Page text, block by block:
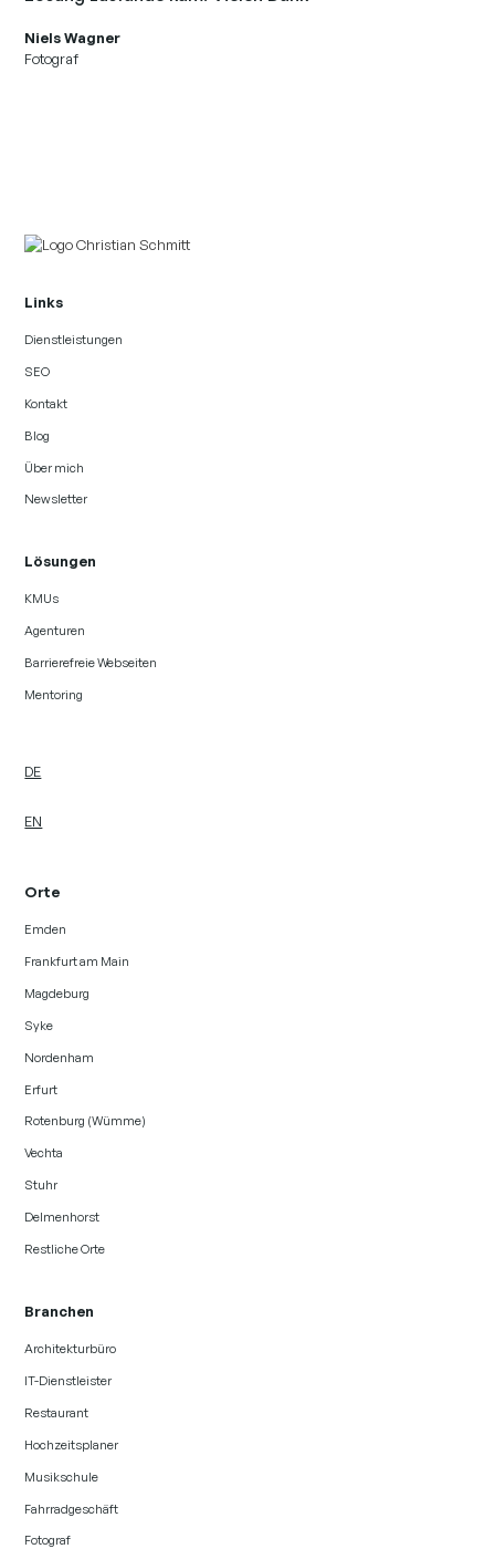
Niels Wagner
Fotograf
Links
Dienstleistungen
SEO
Kontakt
Blog
Über mich
Newsletter
Lösungen
KMUs
Agenturen
Barrierefreie Webseiten
Mentoring
DE
EN
Orte
Emden
Frankfurt am Main
Magdeburg
Syke
Nordenham
Erfurt
Rotenburg (Wümme)
Vechta
Stuhr
Delmenhorst
Restliche Orte
Branchen
Architekturbüro
IT-Dienstleister
Restaurant
Hochzeitsplaner
Musikschule
Fahrradgeschäft
Fotograf